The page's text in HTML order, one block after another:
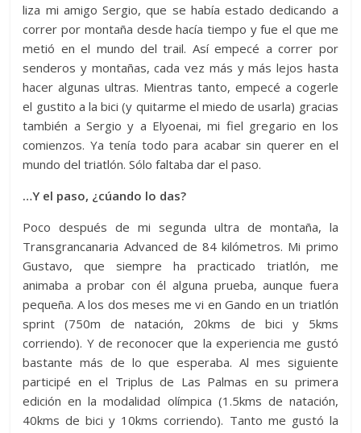
liza mi amigo Sergio, que se había estado dedicando a
correr por montaña desde hacía tiempo y fue el que me
metió en el mundo del trail. Así empecé a correr por
senderos y montañas, cada vez más y más lejos hasta
hacer algunas ultras. Mientras tanto, empecé a cogerle
el gustito a la bici (y quitarme el miedo de usarla) gracias
también a Sergio y a Elyoenai, mi fiel gregario en los
comienzos. Ya tenía todo para acabar sin querer en el
mundo del triatlón. Sólo faltaba dar el paso.
…Y el paso, ¿cúando lo das?
Poco después de mi segunda ultra de montaña, la
Transgrancanaria Advanced de 84 kilómetros. Mi primo
Gustavo, que siempre ha practicado triatlón, me
animaba a probar con él alguna prueba, aunque fuera
pequeña. A los dos meses me vi en Gando en un triatlón
sprint (750m de natación, 20kms de bici y 5kms
corriendo). Y de reconocer que la experiencia me gustó
bastante más de lo que esperaba. Al mes siguiente
participé en el Triplus de Las Palmas en su primera
edición en la modalidad olímpica (1.5kms de natación,
40kms de bici y 10kms corriendo). Tanto me gustó la